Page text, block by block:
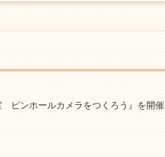
ピンホールカメラをつくろう』を開催